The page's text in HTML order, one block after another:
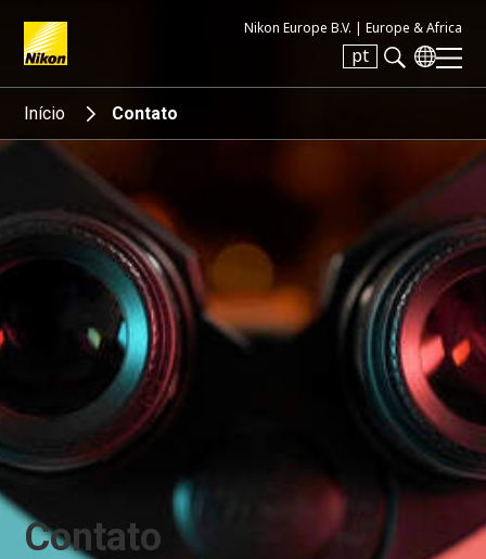
Nikon Europe B.V. | Europe & Africa
pt
Search keyword(s)
Início Contato
Contato